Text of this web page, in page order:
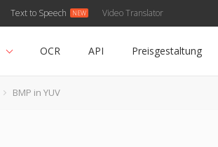
Text to Speech Video Translator
OCR API Preisgestaltung
BMP in YUV